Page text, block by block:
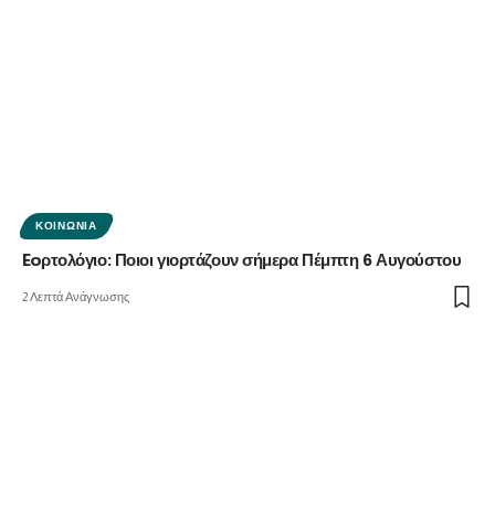
ΚΟΙΝΩΝΊΑ
Eoρτολόγιο: Ποιοι γιορτάζουν σήμερα Πέμπτη 6 Αυγούστου
2 Λεπτά Ανάγνωσης